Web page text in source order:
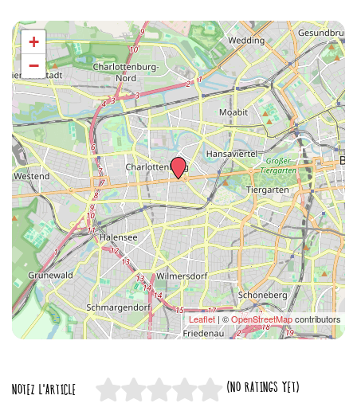
+
−
Leaflet| ©OpenStreetMapcontributors
NOTEZ L'ARTICLE (NO RATINGS YET)